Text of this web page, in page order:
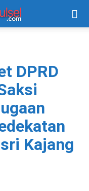
DPRD
Kajang